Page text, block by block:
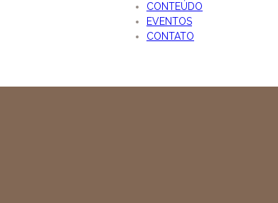
CONTEÚDO
EVENTOS
CONTATO